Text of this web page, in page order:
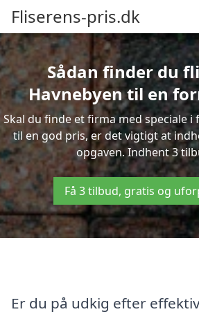
Fliserens-pris.dk
Sådan finder du
Havnebyen til en
Skal du finde et firma med speciale i
til en god pris, er det vigtigt at
opgaven. Indhent 3
Få 3 tilbud, gratis og
Er du på udkig efter